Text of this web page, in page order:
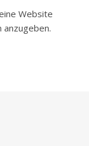
Website